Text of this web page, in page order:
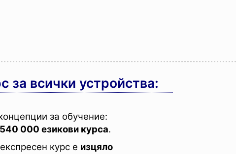
за всички устройства:
за обучение:
000 езикови курса.
курс е изцяло